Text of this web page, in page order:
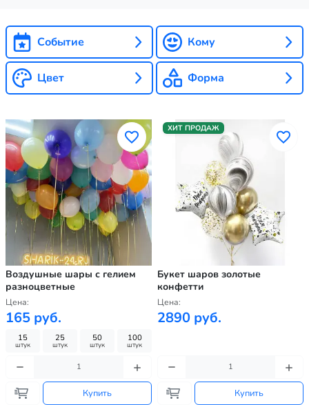
Событие Кому
Цвет Форма
Воздушные шары с гелием
разноцветные
Цена:
165 руб.
15
штук
25
штук
50
штук
100
штук
Купить
ХИТ ПРОДАЖ
Букет шаров золотые
конфетти
Цена:
2890 руб.
Купить